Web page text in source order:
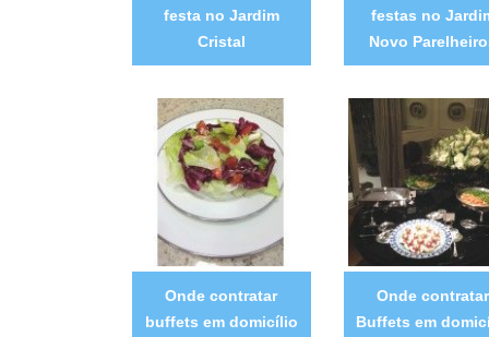
festa no Jardim
Cristal
festas no
Novo
Onde contratar
buffets em domicílio
Onde contratar
Buffets em